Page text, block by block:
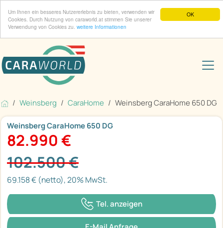
OK
Um Ihnen ein besseres Nutzererlebnis zu bieten, verwenden wir
Cookies. Durch Nutzung von caraworld.at stimmen Sie unserer
Verwendung von Cookies zu. weitere Informationen
Weinsberg CaraHome Weinsberg CaraHome 650 DG
Weinsberg CaraHome 650 DG
82.990 €
102.500 €
69.158 € (netto), 20% MwSt.
Tel. anzeigen